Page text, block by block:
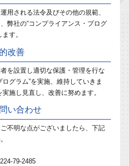
用される法令及びその他の規範、
弊社の“コンプライアンス・プログ
す。
改善
を設置し適切な保護・管理を行な
グラム”を実施、維持していきま
施し見直し、改善に努めます。
い合わせ
不明な点がございましたら、下記
79-2485